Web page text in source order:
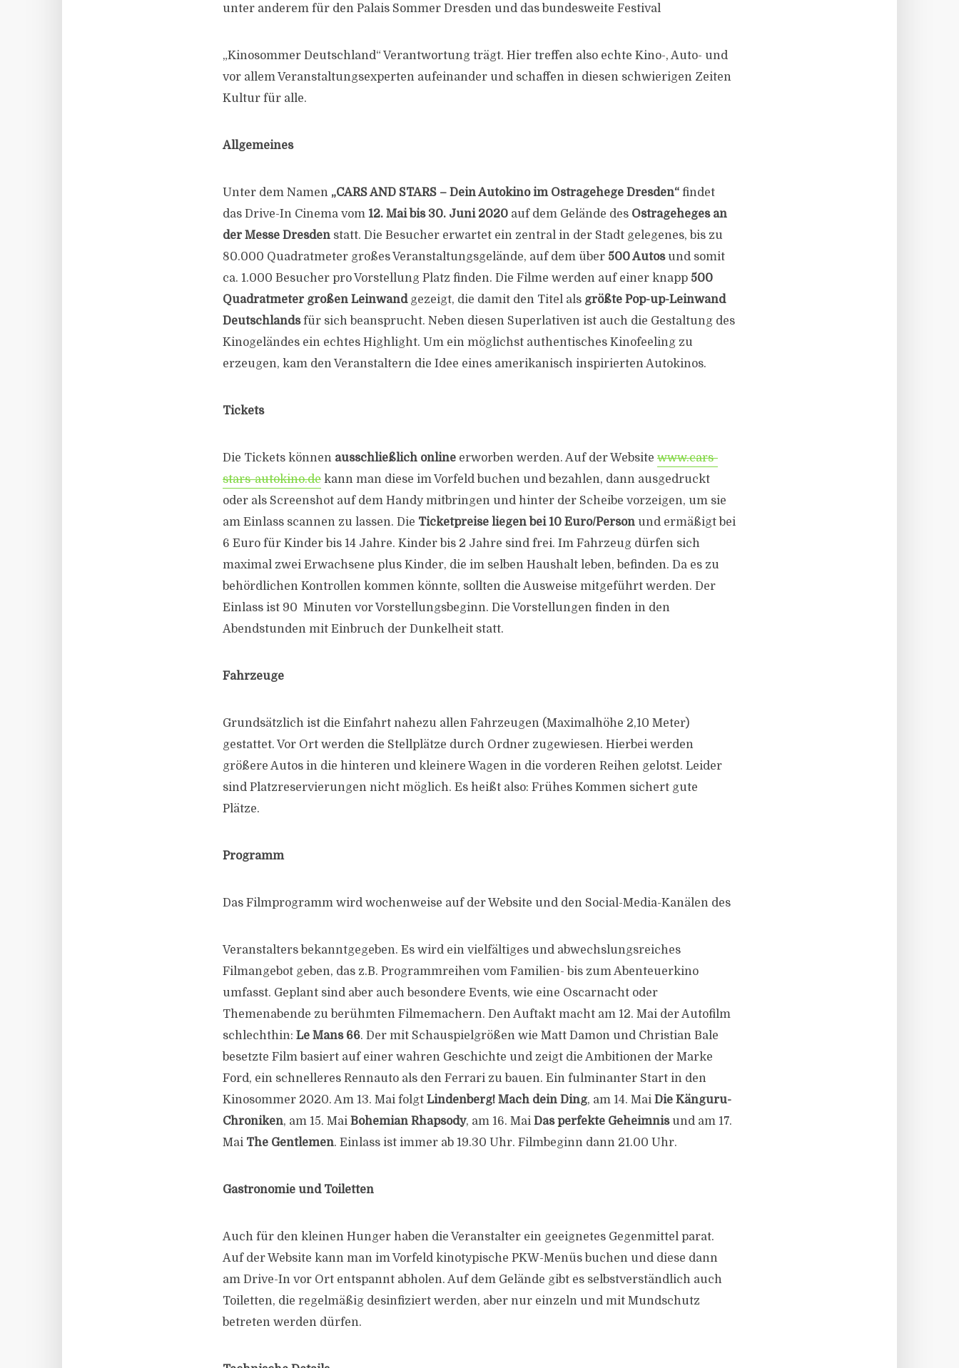
unter anderem für den Palais Sommer Dresden und das bundesweite Festival
„Kinosommer Deutschland“ Verantwortung trägt. Hier treffen also echte Kino-, Auto- und
vor allem Veranstaltungsexperten aufeinander und schaffen in diesen schwierigen Zeiten
Kultur für alle.
Allgemeines
Unter dem Namen „CARS AND STARS – Dein Autokino im Ostragehege Dresden“ findet
das Drive-In Cinema vom 12. Mai bis 30. Juni 2020 auf dem Gelände des Ostrageheges an
der Messe Dresden statt. Die Besucher erwartet ein zentral in der Stadt gelegenes, bis zu
80.000 Quadratmeter großes Veranstaltungsgelände, auf dem über 500 Autosund somit
ca. 1.000 Besucher pro Vorstellung Platz finden. Die Filme werden auf einer knapp 500
Quadratmeter großen Leinwandgezeigt, die damit den Titel als größte Pop-up-Leinwand
Deutschlandsfür sich beansprucht. Neben diesen Superlativen ist auch die Gestaltung des
Kinogeländes ein echtes Highlight. Um ein möglichst authentisches Kinofeeling zu
erzeugen, kam den Veranstaltern die Idee eines amerikanisch inspirierten Autokinos.
Tickets
Die Tickets können ausschließlich online erworben werden. Auf der Website www.cars-
stars-autokino.de kann man diese im Vorfeld buchen und bezahlen, dann ausgedruckt
oder als Screenshot auf dem Handy mitbringen und hinter der Scheibe vorzeigen, um sie
am Einlass scannen zu lassen. Die Ticketpreise liegen bei 10 Euro/Person und ermäßigt bei
6 Euro für Kinder bis 14 Jahre. Kinder bis 2 Jahre sind frei. Im Fahrzeug dürfen sich
maximal zwei Erwachsene plus Kinder, die im selben Haushalt leben, befinden. Da es zu
behördlichen Kontrollen kommen könnte, sollten die Ausweise mitgeführt werden. Der
Einlass ist 90 Minuten vor Vorstellungsbeginn. Die Vorstellungen finden in den
Abendstunden mit Einbruch der Dunkelheit statt.
Fahrzeuge
Grundsätzlich ist die Einfahrt nahezu allen Fahrzeugen (Maximalhöhe 2,10 Meter)
gestattet. Vor Ort werden die Stellplätze durch Ordner zugewiesen. Hierbei werden
größere Autos in die hinteren und kleinere Wagen in die vorderen Reihen gelotst. Leider
sind Platzreservierungen nicht möglich. Es heißt also: Frühes Kommen sichert gute
Plätze.
Programm
Das Filmprogramm wird wochenweise auf der Website und den Social-Media-Kanälen des
Veranstalters bekanntgegeben. Es wird ein vielfältiges und abwechslungsreiches
Filmangebot geben, das z.B. Programmreihen vom Familien- bis zum Abenteuerkino
umfasst. Geplant sind aber auch besondere Events, wie eine Oscarnacht oder
Themenabende zu berühmten Filmemachern. Den Auftakt macht am 12. Mai der Autofilm
schlechthin: Le Mans 66. Der mit Schauspielgrößen wie Matt Damon und Christian Bale
besetzte Film basiert auf einer wahren Geschichte und zeigt die Ambitionen der Marke
Ford, ein schnelleres Rennauto als den Ferrari zu bauen. Ein fulminanter Start in den
Kinosommer 2020. Am 13. Mai folgt Lindenberg! Mach dein Ding, am 14. Mai Die Känguru-
Chroniken, am 15. Mai Bohemian Rhapsody, am 16. Mai Das perfekte Geheimnisund am 17.
Mai The Gentlemen. Einlass ist immer ab 19.30 Uhr. Filmbeginn dann 21.00 Uhr.
Gastronomie und Toiletten
Auch für den kleinen Hunger haben die Veranstalter ein geeignetes Gegenmittel parat.
Auf der Website kann man im Vorfeld kinotypische PKW-Menüs buchen und diese dann
am Drive-In vor Ort entspannt abholen. Auf dem Gelände gibt es selbstverständlich auch
Toiletten, die regelmäßig desinfiziert werden, aber nur einzeln und mit Mundschutz
betreten werden dürfen.